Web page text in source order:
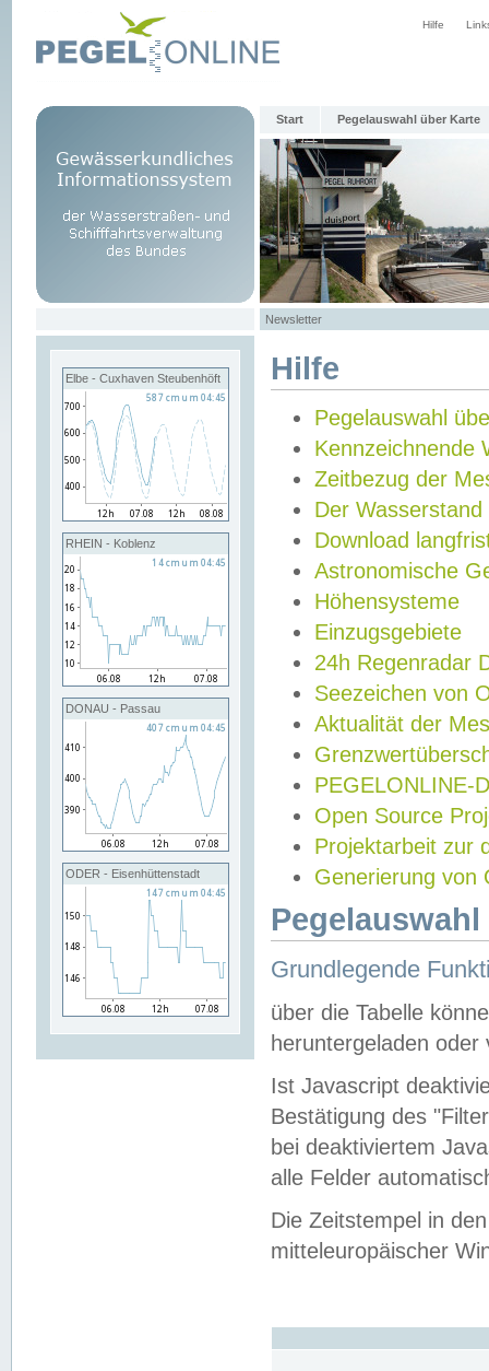
Hilfe
Start Pegelauswahl über Karte
Newsletter
Elbe - Cuxhaven Steubenhöft
RHEIN - Koblenz
DONAU - Passau
ODER - Eisenhüttenstadt
Hilfe
Pegelauswahl
Kennzeichnende
Zeitbezug der
Der Wasserstand
Download
Astronomische
Höhensysteme
Einzugsgebiete
24h Regenradar
Seezeichen von
Aktualität der
PEGELONLINE-
Open Source
Projektarbeit zur
Generierung von
Grundlegende
über die Tabelle
heruntergeladen oder
Ist Javascript
Bestätigung des
bei deaktiviertem
alle Felder
Die Zeitstempel in
mitteleuropäischer